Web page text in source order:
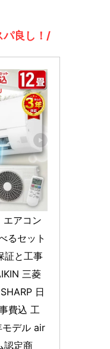
パ良し！/
エアコン
るセット
証と工事
三菱
日
費込 工
デル air
認定商